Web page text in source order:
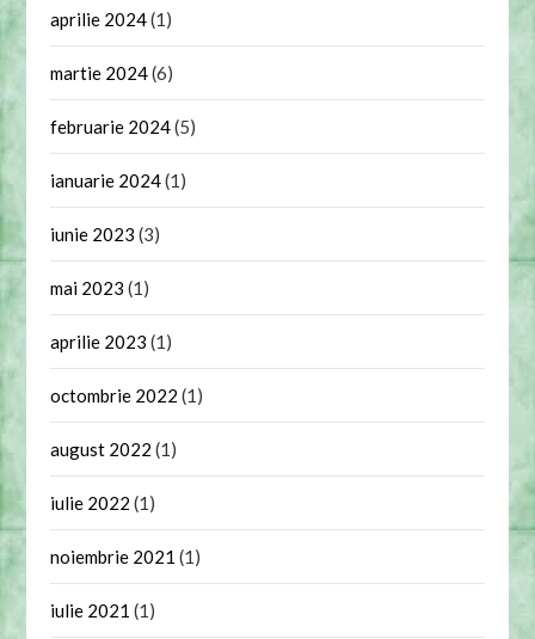
aprilie 2024(1)
martie 2024(6)
februarie 2024(5)
ianuarie 2024(1)
iunie 2023 (3)
mai 2023 (1)
aprilie 2023 (1)
octombrie 2022 (1)
august 2022 (1)
iulie 2022 (1)
noiembrie 2021 (1)
iulie 2021 (1)